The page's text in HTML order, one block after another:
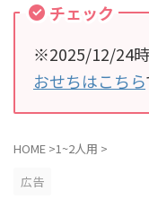
チェック
※2025/12/24時
おせちはこちら
HOME >1~2人用 >
広告